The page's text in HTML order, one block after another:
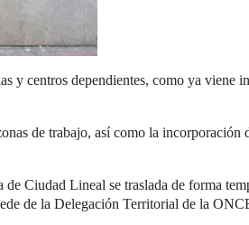
y centros dependientes, como ya viene
de trabajo, así como la incorporación
Ciudad Lineal se traslada de forma
de la Delegación Territorial de la